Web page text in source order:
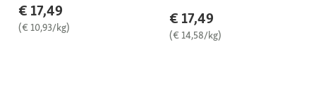
€ 17,49
(€ 10,93/kg)
€ 17,49
(€ 14,58/kg)